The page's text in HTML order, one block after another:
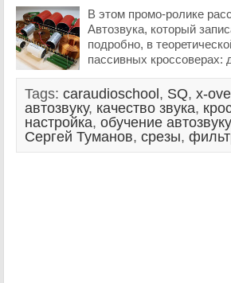
В этом промо-ролике
Автозвука, который
подробно, в
пассивных кроссоверах:
Tags: caraudioschool , SQ, x-
автозвуку, качество звука,
настройка, обучение автозвуку
Сергей Туманов, срезы,